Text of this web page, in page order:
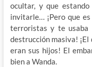
ocultar, y que
invitarle… ¡Pero que
terroristas y te usaba
destrucción masiva!
eran sus hijos! El
bien a Wanda.